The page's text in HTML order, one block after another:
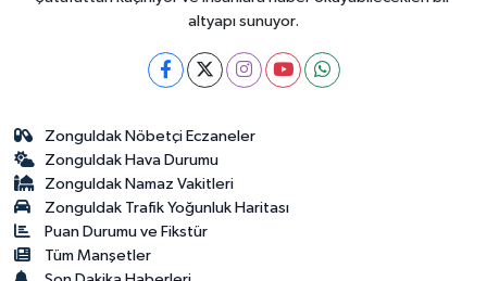
altyapı sunuyor.
Zonguldak Nöbetçi Eczaneler
Zonguldak Hava Durumu
Zonguldak Namaz Vakitleri
Zonguldak Trafik Yoğunluk Haritası
Puan Durumu ve Fikstür
Tüm Manşetler